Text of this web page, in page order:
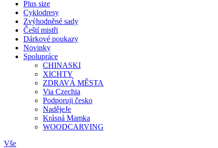
Plus size
Cyklodresy
Zvýhodněné sady
Čeští mistři
Dárkové poukazy
Novinky
Spolupráce
CHINASKI
XICHTY
ZDRAVÁ MĚSTA
Via Czechia
Podporuji česko
NadějeJe
Krásná Mamka
WOODCARVING
Vše